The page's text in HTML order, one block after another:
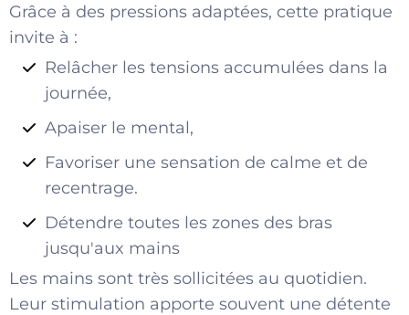
Grâce à des pressions adaptées, cette pratique
invite à :
Relâcher les tensions accumulées dans la
journée,
Apaiser le mental,
Favoriser une sensation de calme et de
recentrage.
Détendre toutes les zones des bras
jusqu'aux mains
Les mains sont très sollicitées au quotidien.
Leur stimulation apporte souvent une détente